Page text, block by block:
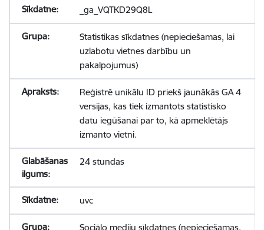
_ga_VQTKD29Q8L
Statistikas sīkdatnes (nepieciešamas, lai
uzlabotu vietnes darbību un
pakalpojumus)
Reģistrē unikālu ID priekš jaunākās GA 4
versijas, kas tiek izmantots statistisko
datu iegūšanai par to, kā apmeklētājs
izmanto vietni.
24 stundas
uvc
Sociālo mediju sīkdatnes (nepieciešamas,